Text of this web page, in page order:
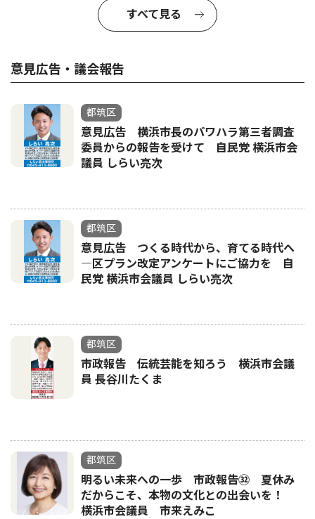
すべて見る
意見広告・議会報告
都筑区
意見広告 横浜市長のパワハラ第三者調査
委員からの報告を受けて 自民党 横浜市会
議員 しらい亮次
都筑区
意見広告 つくる時代から、育てる時代へ
―区プラン改定アンケートにご協力を 自
民党 横浜市会議員 しらい亮次
都筑区
市政報告 伝統芸能を知ろう 横浜市会議
員 長谷川たくま
都筑区
明るい未来への一歩 市政報告㉜ 夏休み
だからこそ、本物の文化との出会いを！
横浜市会議員 市来えみこ